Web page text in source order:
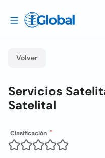
Volver
Servicios
Satelital
Clasificación